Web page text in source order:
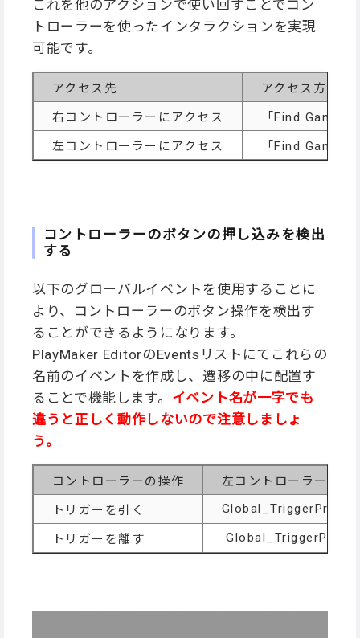
これを他のアクションで使い回すことでコン
トローラーを使ったインタラクションを実現
可能です。
アクセス先
アクセス方法
右コントローラーにアクセス
「Find Game
左コントローラーにアクセス
「Find Game
コントローラーのボタンの押し込みを検出
する
以下のグローバルイベントを使用することに
より、コントローラーのボタン操作を検出す
ることができるようになります。
PlayMaker EditorのEventsリストにてこれらの
名前のイベントを作成し、遷移の中に配置す
ることで機能します。 イベント名が一字でも
違うと正しく動作しないので注意しましょ
う。
コントローラーの操作
左コントローラー
トリガーを引く
トリガーを離す